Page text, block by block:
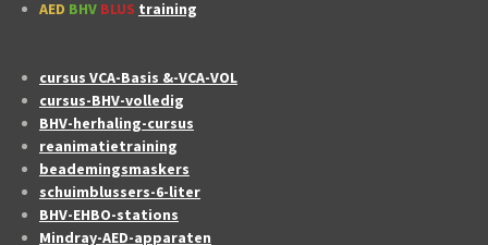
AED BHV BLUS training
cursus VCA-Basis &-VCA-VOL
cursus-BHV-volledig
BHV-herhaling-cursus
reanimatietraining
beademingsmaskers
schuimblussers-6-liter
BHV-EHBO-stations
Mindray-AED-apparaten